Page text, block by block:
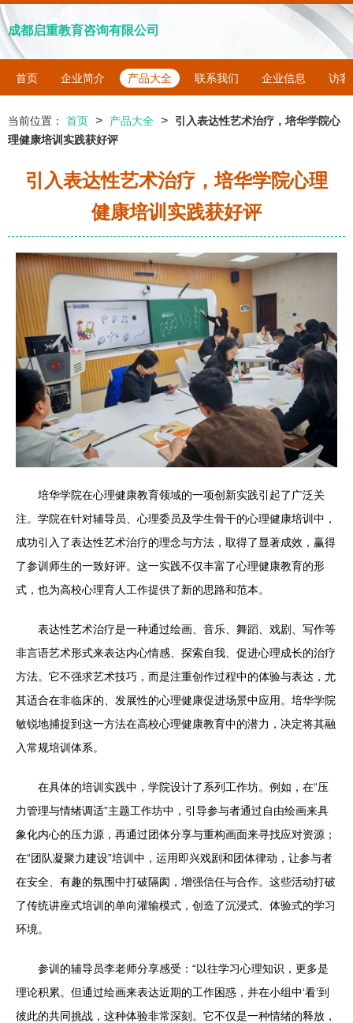
成都启重教育咨询有限公司
首页 企业简介 产品大全 联系我们 企业信息 访客
当前位置： 首页 > 产品大全 >
引入表达性艺术治疗，培华学院心
理健康培训实践获好评
引入表达性艺术治疗，培华学院心理
健康培训实践获好评
培华学院在心理健康教育领域的一项创新实践引起了广泛关
注。学院在针对辅导员、心理委员及学生骨干的心理健康培训中，
成功引入了表达性艺术治疗的理念与方法，取得了显著成效，赢得
了参训师生的一致好评。这一实践不仅丰富了心理健康教育的形
式，也为高校心理育人工作提供了新的思路和范本。
表达性艺术治疗是一种通过绘画、音乐、舞蹈、戏剧、写作等
非言语艺术形式来表达内心情感、探索自我、促进心理成长的治疗
方法。它不强求艺术技巧，而是注重创作过程中的体验与表达，尤
其适合在非临床的、发展性的心理健康促进场景中应用。培华学院
敏锐地捕捉到这一方法在高校心理健康教育中的潜力，决定将其融
入常规培训体系。
在具体的培训实践中，学院设计了系列工作坊。例如，在“压
力管理与情绪调适”主题工作坊中，引导参与者通过自由绘画来具
象化内心的压力源，再通过团体分享与重构画面来寻找应对资源；
在“团队凝聚力建设”培训中，运用即兴戏剧和团体律动，让参与者
在安全、有趣的氛围中打破隔阂，增强信任与合作。这些活动打破
了传统讲座式培训的单向灌输模式，创造了沉浸式、体验式的学习
环境。
参训的辅导员李老师分享感受：“以往学习心理知识，更多是
理论积累。但通过绘画来表达近期的工作困惑，并在小组中‘看’到
彼此的共同挑战，这种体验非常深刻。它不仅是一种情绪的释放，